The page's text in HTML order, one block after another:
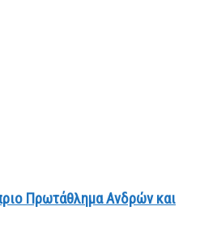
Πρωτάθλημα Ανδρών και